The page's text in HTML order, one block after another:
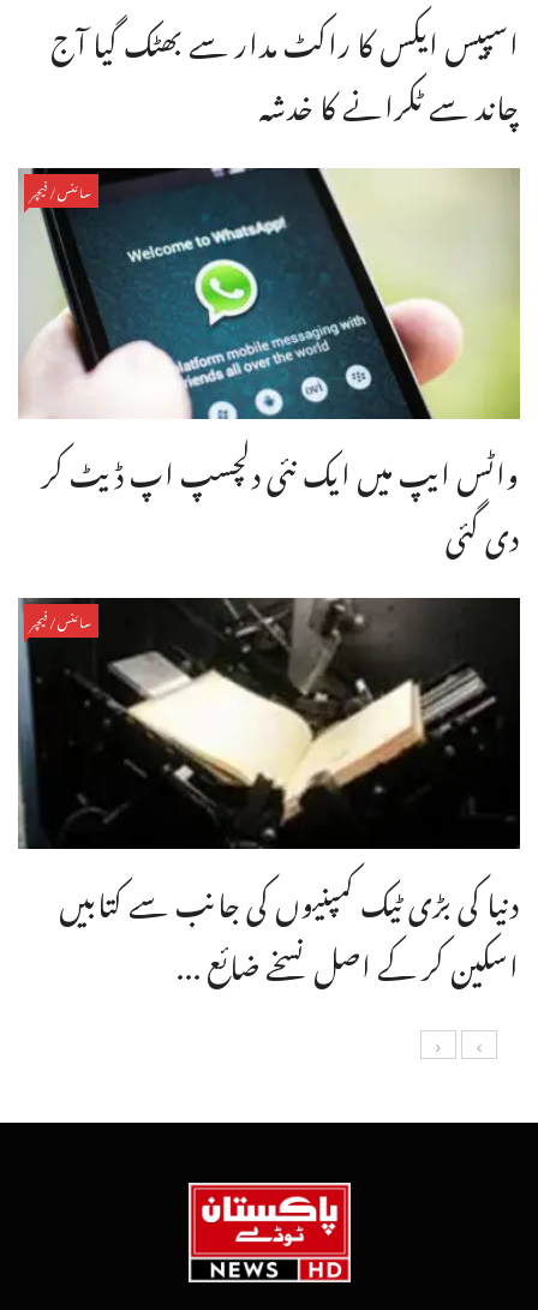
اسپیس ایکس کا راکٹ مدار سے بھٹک گیا آج
چاند سے ٹکرانے کا خدشہ
سائنس/فیچر
واٹس ایپ میں ایک نئی دلچسپ اپ ڈیٹ کر
دی گئی
سائنس/فیچر
دنیا کی بڑی ٹیک کمپنیوں کی جانب سے کتابیں
اسکین کر کے اصل نسخے ضائع ...